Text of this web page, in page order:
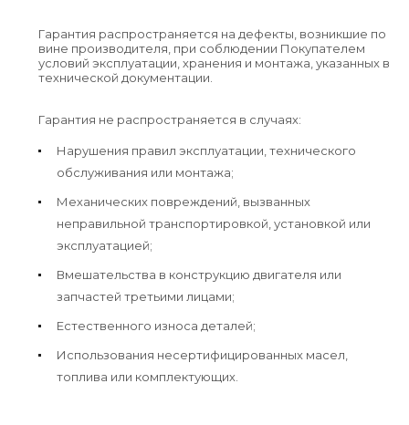
Гарантия распространяется на дефекты, возникшие по
вине производителя, при соблюдении Покупателем
условий эксплуатации, хранения и монтажа, указанных в
технической документации.
Гарантия не распространяется в случаях:
Нарушения правил эксплуатации, технического
обслуживания или монтажа;
Механических повреждений, вызванных
неправильной транспортировкой, установкой или
эксплуатацией;
Вмешательства в конструкцию двигателя или
запчастей третьими лицами;
Естественного износа деталей;
Использования несертифицированных масел,
топлива или комплектующих.